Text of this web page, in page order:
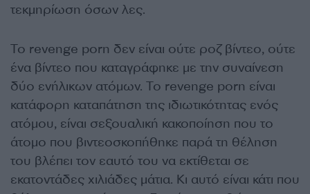
τεκμηρίωση όσων λες.
Το revenge porn δεν είναι ούτε ροζ βίντεο, ούτε
ένα βίντεο που καταγράφηκε με την συναίνεση
δύο ενήλικων ατόμων. Το revenge porn είναι
κατάφορη καταπάτηση της ιδιωτικότητας ενός
ατόμου, είναι σεξουαλική κακοποίηση που το
άτομο που βιντεοσκοπήθηκε παρά τη θέληση
του βλέπει τον εαυτό του να εκτίθεται σε
εκατοντάδες χιλιάδες μάτια. Κι αυτό είναι κάτι που